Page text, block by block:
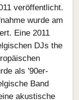
veröffentlicht.
wurde am
Eine 2011
DJs the
als '90er-
Band
akustische